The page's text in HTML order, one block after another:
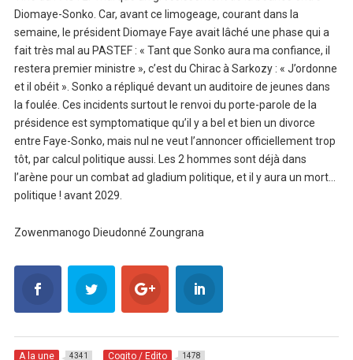
Diomaye-Sonko. Car, avant ce limogeage, courant dans la
semaine, le président Diomaye Faye avait lâché une phase qui a
fait très mal au PASTEF : « Tant que Sonko aura ma confiance, il
restera premier ministre », c’est du Chirac à Sarkozy : « J’ordonne
et il obéit ». Sonko a répliqué devant un auditoire de jeunes dans
la foulée. Ces incidents surtout le renvoi du porte-parole de la
présidence est symptomatique qu’il y a bel et bien un divorce
entre Faye-Sonko, mais nul ne veut l’annoncer officiellement trop
tôt, par calcul politique aussi. Les 2 hommes sont déjà dans
l’arène pour un combat ad gladium politique, et il y aura un mort…
politique ! avant 2029.
Zowenmanogo Dieudonné Zoungrana
A la une 4341 Cogito / Edito 1478